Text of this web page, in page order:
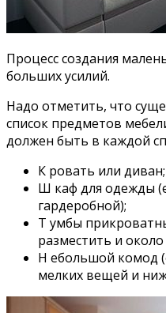
Процесс создания
больших усилий.
Надо отметить, что
список предметов
должен быть в каждой
К ровать или диван;
Ш каф для одежды
гардеробной);
Т умбы
разместить и
Н ебольшой комод
мелких вещей и